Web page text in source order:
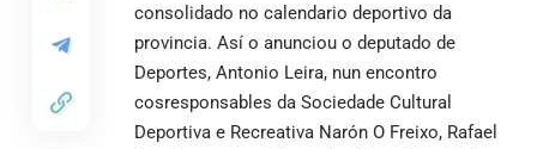
consolidado no calendario deportivo da
provincia. Así o anunciou o deputado de
Deportes, Antonio Leira, nun encontro
cosresponsables da Sociedade Cultural
Deportiva e Recreativa Narón O Freixo, Rafael